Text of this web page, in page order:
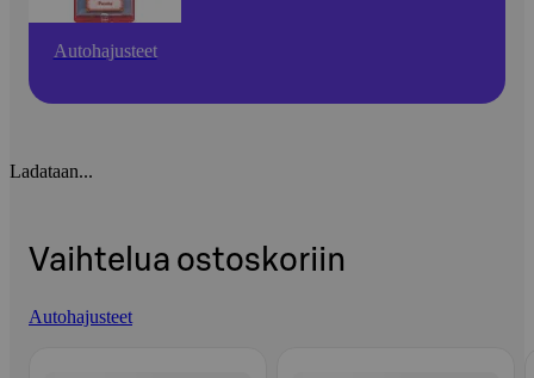
Autohajusteet
Ladataan...
Vaihtelua ostoskoriin
Autohajusteet